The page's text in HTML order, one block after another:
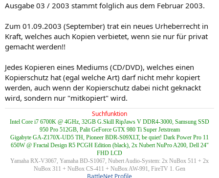
Ausgabe 03 / 2003 stammt folglich aus dem Februar 2003.
Zum 01.09.2003 (September) trat ein neues Urheberrecht in
Kraft, welches auch Kopien verbietet, wenn sie nur für privat
gemacht werden!!
Jedes Kopieren eines Mediums (CD/DVD), welches einen
Kopierschutz hat (egal welche Art) darf nicht mehr kopiert
werden, auch wenn der Kopierschutz dabei nicht geknackt
wird, sondern nur "mitkopiert" wird.
Suchfunktion
Intel Core i7 6700K @ 4GHz, 32GB G.Skill RipJaws V DDR4-3000, Samsung SSD
950 Pro 512GB, Palit GeForce GTX 980 Ti Super Jetstream
Gigabyte GA-Z170X-UD5 TH, Pioneer BDR-S09XLT, be quiet! Dark Power Pro 11
650W @ Fractal Design R5 PCGH Edition (black), 2x Nubert NuPro A200, Dell 24"
FHD LCD
Yamaha RX-V3067, Yamaha BD-S1067, Nubert Audio-System: 2x NuBox 511 + 2x
NuBox 311 + NuBox CS-411 + NuBox AW-991, FireTV 1. Gen
BattleNet Profile